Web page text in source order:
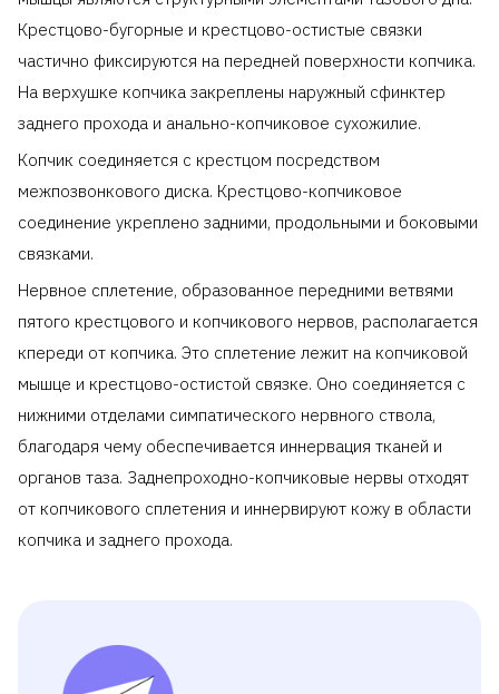
Крестцово-бугорные и крестцово-остистые связки
частично фиксируются на передней поверхности копчика.
На верхушке копчика закреплены наружный сфинктер
заднего прохода и анально-копчиковое сухожилие.
Копчик соединяется с крестцом посредством
межпозвонкового диска. Крестцово-копчиковое
соединение укреплено задними, продольными и боковыми
связками.
Нервное сплетение, образованное передними ветвями
пятого крестцового и копчикового нервов, располагается
кпереди от копчика. Это сплетение лежит на копчиковой
мышце и крестцово-остистой связке. Оно соединяется с
нижними отделами симпатического нервного ствола,
благодаря чему обеспечивается иннервация тканей и
органов таза. Заднепроходно-копчиковые нервы отходят
от копчикового сплетения и иннервируют кожу в области
копчика и заднего прохода.